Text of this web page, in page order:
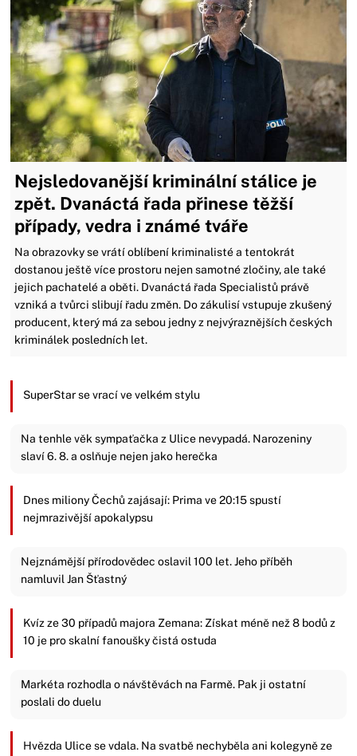
Nejsledovanější kriminální stálice je
zpět. Dvanáctá řada přinese těžší
případy, vedra i známé tváře
Na obrazovky se vrátí oblíbení kriminalisté a tentokrát
dostanou ještě více prostoru nejen samotné zločiny, ale také
jejich pachatelé a oběti. Dvanáctá řada Specialistů právě
vzniká a tvůrci slibují řadu změn. Do zákulisí vstupuje zkušený
producent, který má za sebou jedny z nejvýraznějších českých
kriminálek posledních let.
SuperStar se vrací ve velkém stylu
Na tenhle věk sympaťačka z Ulice nevypadá. Narozeniny
slaví 6. 8. a oslňuje nejen jako herečka
Dnes miliony Čechů zajásají: Prima ve 20:15 spustí
nejmrazivější apokalypsu
Nejznámější přírodovědec oslavil 100 let. Jeho příběh
namluvil Jan Šťastný
Kvíz ze 30 případů majora Zemana: Získat méně než 8 bodů z
10 je pro skalní fanoušky čistá ostuda
Markéta rozhodla o návštěvách na Farmě. Pak ji ostatní
poslali do duelu
Hvězda Ulice se vdala. Na svatbě nechyběla ani kolegyně ze